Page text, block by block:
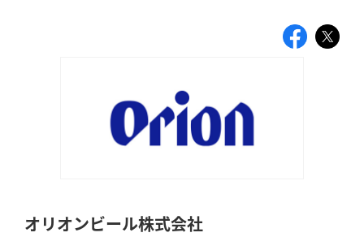
オリオンビール株式会社